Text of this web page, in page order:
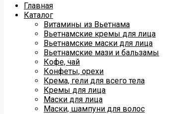
Главная
Каталог
Витамины из Вьетнама
Вьетнамские кремы для лица
Вьетнамские маски для лица
Вьетнамские мази и бальзамы
Кофе, чай
Конфеты, орехи
Крема, гели для всего тела
Кремы для лица
Маски для лица
Маски, шампуни для волос